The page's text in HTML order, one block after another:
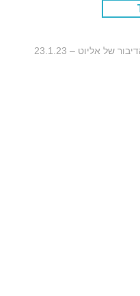
של אליוט – 23.1.23